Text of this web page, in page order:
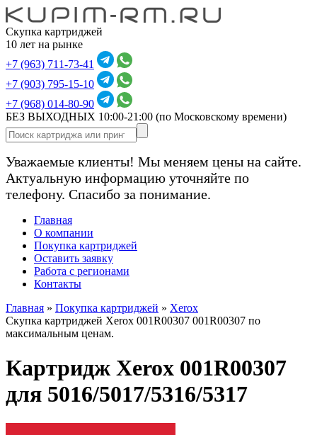
Скупка картриджей
10 лет на рынке
+7 (963) 711-73-41
+7 (903) 795-15-10
+7 (968) 014-80-90
БЕЗ ВЫХОДНЫХ 10:00-21:00 (по Московскому времени)
Уважаемые клиенты! Мы меняем цены на сайте.
Актуальную информацию уточняйте по
телефону. Спасибо за понимание.
Главная
О компании
Покупка картриджей
Оставить заявку
Работа с регионами
Контакты
Главная » Покупка картриджей » Xerox
Скупка картриджей Xerox 001R00307 001R00307 по
максимальным ценам.
Картридж Xerox 001R00307
для 5016/5017/5316/5317